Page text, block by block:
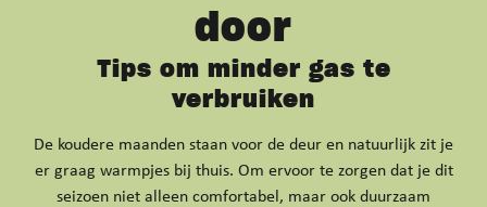
door
Tips om minder gas te
verbruiken
De koudere maanden staan voor de deur en natuurlijk zit je
er graag warmpjes bij thuis. Om ervoor te zorgen dat je dit
seizoen niet alleen comfortabel, maar ook duurzaam